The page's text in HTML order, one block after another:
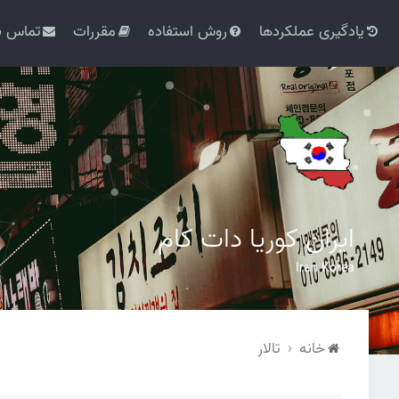
یادگیری عملکردها روش استفاده مقررات تماس
ایران کوریا دات کام
Iran Korea
خانه تالار